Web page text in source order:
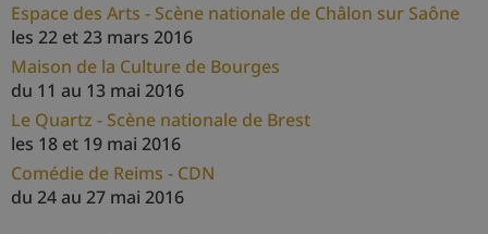
Espace des Arts - Scène nationale de Châlon sur Saône
les 22 et 23 mars 2016
Maison de la Culture de Bourges
du 11 au 13 mai 2016
Le Quartz - Scène nationale de Brest
les 18 et 19 mai 2016
Comédie de Reims - CDN
du 24 au 27 mai 2016